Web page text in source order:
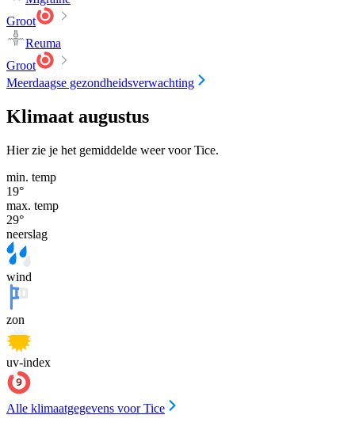
Groot
Reuma
Groot
Meerdaagse gezondheidsverwachting
Klimaat augustus
Hier zie je het gemiddelde weer voor Tice.
min. temp
19°
max. temp
29°
neerslag
wind
zon
uv-index
Alle klimaatgegevens voor Tice